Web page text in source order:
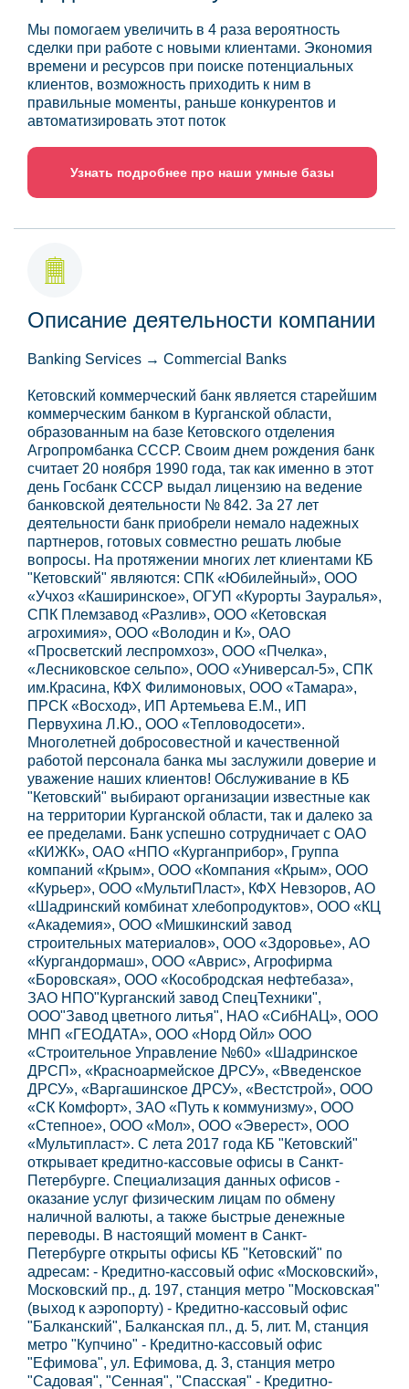
Мы помогаем увеличить в 4 раза вероятность
сделки при работе с новыми клиентами. Экономия
времени и ресурсов при поиске потенциальных
клиентов, возможность приходить к ним в
правильные моменты, раньше конкурентов и
автоматизировать этот поток
Узнать подробнее про наши умные базы
Описание деятельности компании
Banking Services → Commercial Banks
Кетовский коммерческий банк является старейшим
коммерческим банком в Курганской области,
образованным на базе Кетовского отделения
Агропромбанка СССР. Своим днем рождения банк
считает 20 ноября 1990 года, так как именно в этот
день Госбанк СССР выдал лицензию на ведение
банковской деятельности № 842. За 27 лет
деятельности банк приобрели немало надежных
партнеров, готовых совместно решать любые
вопросы. На протяжении многих лет клиентами КБ
"Кетовский" являются: СПК «Юбилейный», ООО
«Учхоз «Каширинское», ОГУП «Курорты Зауралья»,
СПК Племзавод «Разлив», ООО «Кетовская
агрохимия», ООО «Володин и К», ОАО
«Просветский леспромхоз», ООО «Пчелка»,
«Лесниковское сельпо», ООО «Универсал-5», СПК
им.Красина, КФХ Филимоновых, ООО «Тамара»,
ПРСК «Восход», ИП Артемьева Е.М., ИП
Первухина Л.Ю., ООО «Тепловодосети».
Многолетней добросовестной и качественной
работой персонала банка мы заслужили доверие и
уважение наших клиентов! Обслуживание в КБ
"Кетовский" выбирают организации известные как
на территории Курганской области, так и далеко за
ее пределами. Банк успешно сотрудничает с ОАО
«КИЖК», ОАО «НПО «Курганприбор», Группа
компаний «Крым», ООО «Компания «Крым», ООО
«Курьер», ООО «МультиПласт», КФХ Невзоров, АО
«Шадринский комбинат хлебопродуктов», ООО «КЦ
«Академия», ООО «Мишкинский завод
строительных материалов», ООО «Здоровье», АО
«Кургандормаш», ООО «Аврис», Агрофирма
«Боровская», ООО «Кособродская нефтебаза»,
ЗАО НПО"Курганский завод СпецТехники",
ООО"Завод цветного литья", НАО «СибНАЦ», ООО
МНП «ГЕОДАТА», ООО «Норд Ойл» ООО
«Строительное Управление №60» «Шадринское
ДРСП», «Красноармейское ДРСУ», «Введенское
ДРСУ», «Варгашинское ДРСУ», «Вестстрой», ООО
«СК Комфорт», ЗАО «Путь к коммунизму», ООО
«Степное», ООО «Мол», ООО «Эверест», ООО
«Мультипласт». С лета 2017 года КБ "Кетовский"
открывает кредитно-кассовые офисы в Санкт-
Петербурге. Специализация данных офисов -
оказание услуг физическим лицам по обмену
наличной валюты, а также быстрые денежные
переводы. В настоящий момент в Санкт-
Петербурге открыты офисы КБ "Кетовский" по
адресам: - Кредитно-кассовый офис «Московский»,
Московский пр., д. 197, станция метро "Московская"
(выход к аэропорту) - Кредитно-кассовый офис
"Балканский", Балканская пл., д. 5, лит. М, станция
метро "Купчино" - Кредитно-кассовый офис
"Ефимова", ул. Ефимова, д. 3, станция метро
"Садовая", "Сенная", "Спасская" - Кредитно-